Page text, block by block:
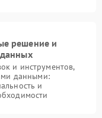
решение и
и инструментов,
данными:
и